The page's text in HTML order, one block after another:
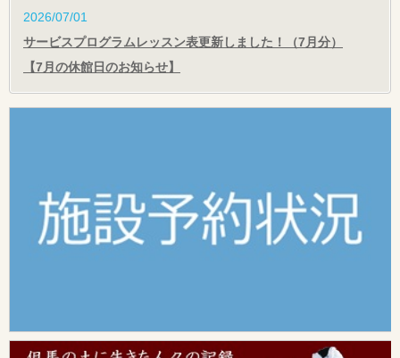
2026/07/01
サービスプログラムレッスン表更新しました！（7月分）
【7月の休館日のお知らせ】